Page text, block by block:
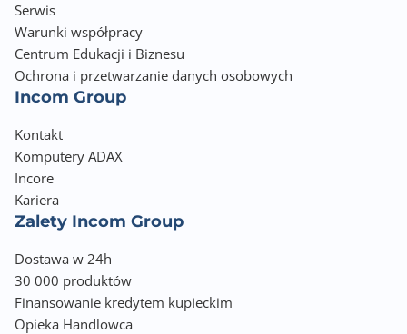
Serwis
Warunki współpracy
Centrum Edukacji i Biznesu
Ochrona i przetwarzanie danych osobowych
Incom Group
Kontakt
Komputery ADAX
Incore
Kariera
Zalety Incom Group
Dostawa w 24h
30 000 produktów
Finansowanie kredytem kupieckim
Opieka Handlowca